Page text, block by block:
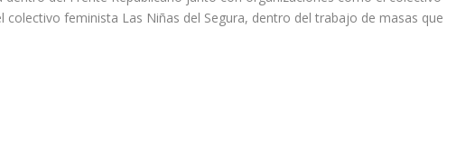
colectivo feminista Las Niñas del Segura, dentro del trabajo de masas que